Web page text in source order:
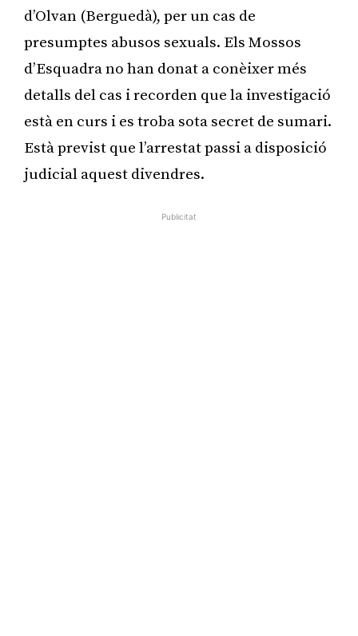
d’Olvan (Berguedà), per un cas de
presumptes abusos sexuals. Els Mossos
d’Esquadra no han donat a conèixer més
detalls del cas i recorden que la investigació
està en curs i es troba sota secret de sumari.
Està previst que l’arrestat passi a disposició
judicial aquest divendres.
Publicitat